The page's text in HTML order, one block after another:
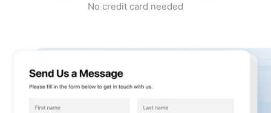
No credit card needed